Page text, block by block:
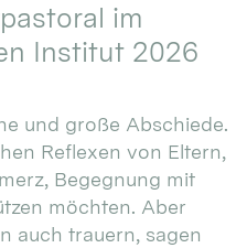
im
Institut 2026
und große Abschiede.
Reflexen von Eltern,
Begegnung mit
möchten. Aber
auch trauern, sagen